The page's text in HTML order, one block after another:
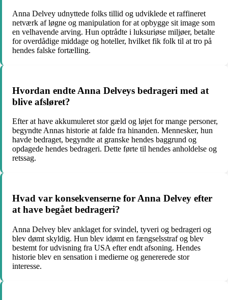
Anna Delvey udnyttede folks tillid og udviklede et raffineret
netværk af løgne og manipulation for at opbygge sit image som
en velhavende arving. Hun optrådte i luksuriøse miljøer, betalte
for overdådige middage og hoteller, hvilket fik folk til at tro på
hendes falske fortælling.
Hvordan endte Anna Delveys bedrageri med at
blive afsløret?
Efter at have akkumuleret stor gæld og løjet for mange personer,
begyndte Annas historie at falde fra hinanden. Mennesker, hun
havde bedraget, begyndte at granske hendes baggrund og
opdagede hendes bedrageri. Dette førte til hendes anholdelse og
retssag.
Hvad var konsekvenserne for Anna Delvey efter
at have begået bedrageri?
Anna Delvey blev anklaget for svindel, tyveri og bedrageri og
blev dømt skyldig. Hun blev idømt en fængselsstraf og blev
bestemt for udvisning fra USA efter endt afsoning. Hendes
historie blev en sensation i medierne og genererede stor
interesse.